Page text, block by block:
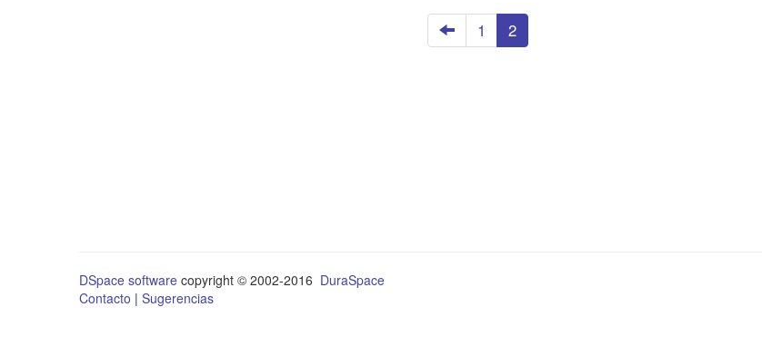
1 2
DSpace software copyright © 2002-2016 DuraSpace
Contacto | Sugerencias